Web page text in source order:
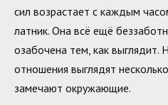
сил возрастает с каждым
латник. Она всё ещё
озабочена тем, как
отношения выглядят
замечают окружающие.